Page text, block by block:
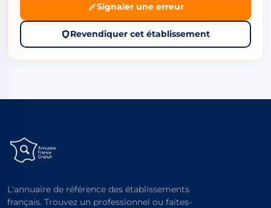
Signaler une erreur
Revendiquer cet établissement
L'annuaire de référence des établissements
français. Trouvez un professionnel ou faites-